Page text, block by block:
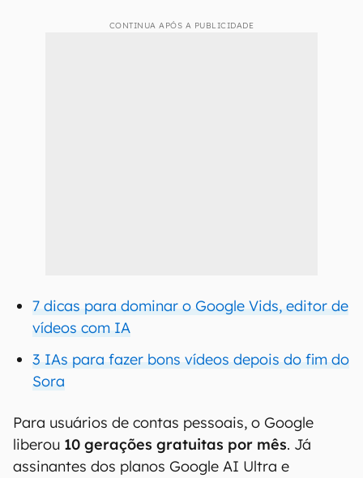
CONTINUA APÓS A PUBLICIDADE
7 dicas para dominar o Google Vids, editor de
vídeos com IA
3 IAs para fazer bons vídeos depois do fim do
Sora
Para usuários de contas pessoais, o Google
liberou 10 gerações gratuitas por mês. Já
assinantes dos planos Google AI Ultra e